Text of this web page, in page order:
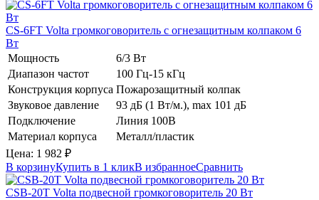
CS-6FT Volta громкоговоритель с огнезащитным колпаком 6
Вт
Мощность
6/3 Вт
Диапазон частот
100 Гц-15 кГц
Конструкция корпуса Пожарозащитный колпак
Звуковое давление
93 дБ (1 Вт/м.), max 101 дБ
Подключение
Линия 100В
Материал корпуса
Металл/пластик
Цена: 1 982 ₽
В корзинуКупить в 1 кликВ избранноеСравнить
CSB-20T Volta подвесной громкоговоритель 20 Вт